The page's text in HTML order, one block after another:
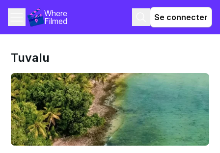
Where
Filmed
Se connecter
Tuvalu